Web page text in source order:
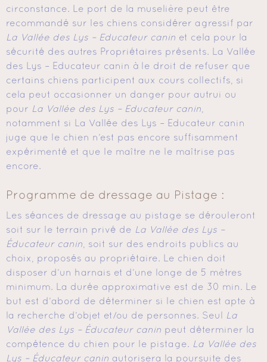
circonstance. Le port de la muselière peut être
recommandé sur les chiens considérer agressif par
La Vallée des Lys – Educateur canin et cela pour la
sécurité des autres Propriétaires présents. La Vallée
des Lys – Educateur canin à le droit de refuser que
certains chiens participent aux cours collectifs, si
cela peut occasionner un danger pour autrui ou
pour La Vallée des Lys – Educateur canin
notamment si La Vallée des Lys – Educateur canin
juge que le chien n’est pas encore suffisamment
expérimenté et que le maître ne le maîtrise pas
encore.
Programme de dressage au Pistage :
Les séances de dressage au pistage se dérouleront
soit sur le terrain privé de La Vallée des Lys –
Éducateur canin , soit sur des endroits publics au
choix, proposés au propriétaire. Le chien doit
disposer d’un harnais et d’une longe de 5 mètres
minimum. La durée approximative est de 30 min. Le
but est d’abord de déterminer si le chien est apte à
la recherche d’objet et/ou de personnes. Seul La
Vallée des Lys – Éducateur canin peut déterminer la
compétence du chien pour le pistage.
La Vallée des
Lys – Éducateur canin autorisera la poursuite des